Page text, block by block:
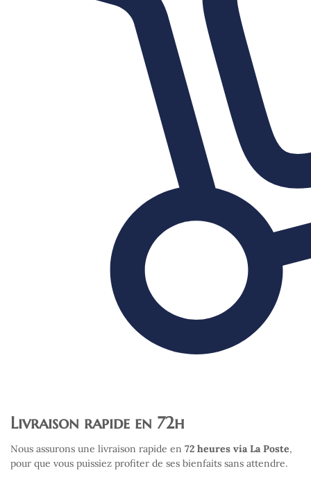
Livraison rapide en 72h
Nous assurons une livraison rapide en 72 heures via La Poste,
pour que vous puissiez profiter de ses bienfaits sans attendre.